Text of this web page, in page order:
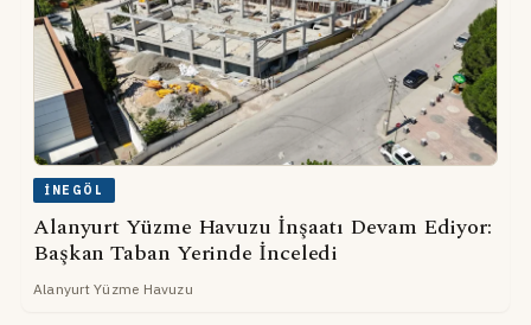
İNEGÖL
Alanyurt Yüzme Havuzu İnşaatı Devam Ediyor:
Başkan Taban Yerinde İnceledi
Alanyurt Yüzme Havuzu